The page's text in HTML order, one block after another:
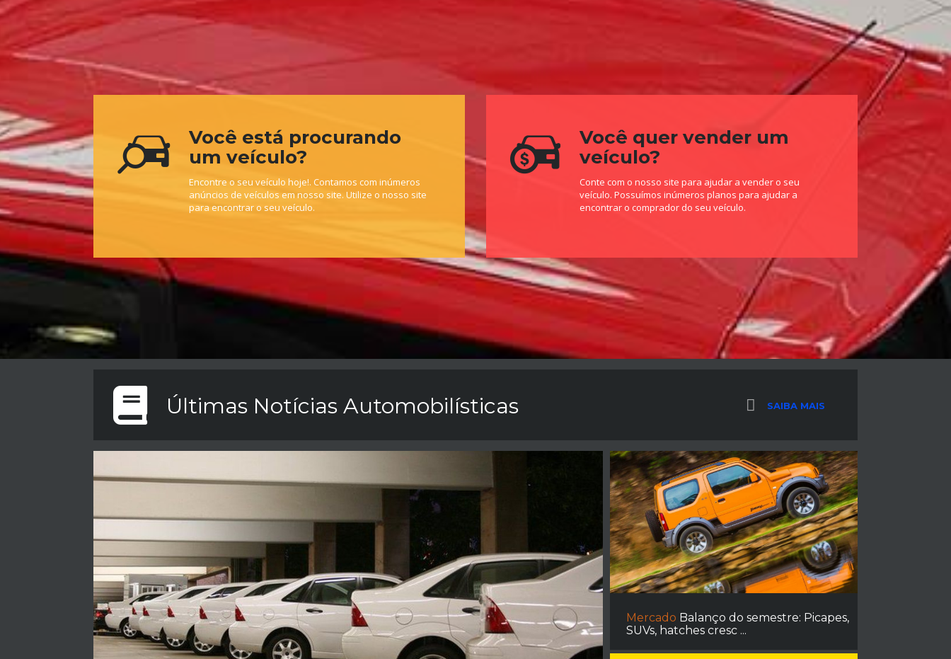
Você está procurando
um veículo?
Encontre o seu veículo hoje!. Contamos com inúmeros
anúncios de veículos em nosso site. Utilize o nosso site
para encontrar o seu veículo.
Você quer vender um
veículo?
Conte com o nosso site para ajudar a vender o seu
veículo. Possuímos inúmeros planos para ajudar a
encontrar o comprador do seu veículo.
Últimas Notícias Automobilísticas SAIBA MAIS
Mercado Balanço do semestre: Picapes,
SUVs, hatches cresc ...